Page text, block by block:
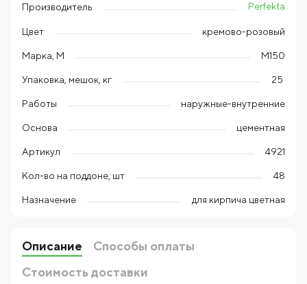
Производитель Perfekta
Цвет кремово-розовый
Марка, М М150
Упаковка, мешок, кг 25
Работы наружные-внутренние
Основа цементная
Артикул 4921
Кол-во на поддоне, шт 48
Назначение для кирпича цветная
Описание
Способы оплаты
Стоимость доставки